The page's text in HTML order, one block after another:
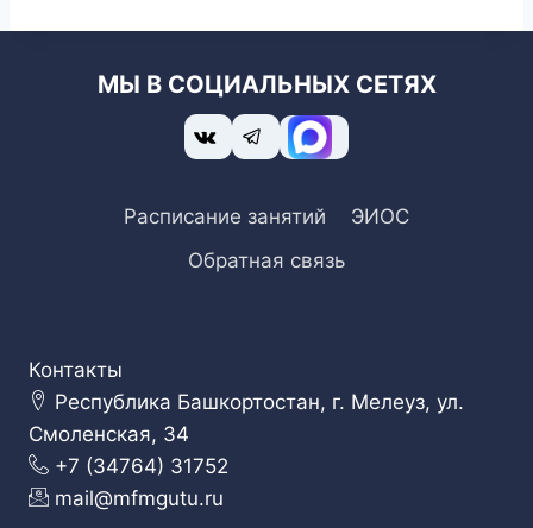
МЫ В СОЦИАЛЬНЫХ СЕТЯХ
Расписание занятий
ЭИОС
Обратная связь
Контакты
Республика Башкортостан, г. Мелеуз, ул.
Смоленская, 34
+7 (34764) 31752
mail@mfmgutu.ru